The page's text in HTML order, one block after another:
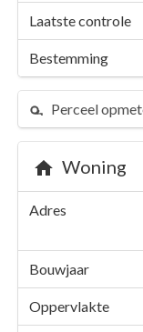
Laatste controle
Bestemming
Perceel
Woning
Adres
Bouwjaar
Oppervlakte
Perceel 3650